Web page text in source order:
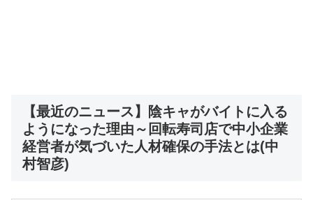
【最近のニュース】陰キャがバイトに入る
ようになった理由～回転寿司店で中小企業
経営者が気づいた人材確保の手法とは(中
村智彦)